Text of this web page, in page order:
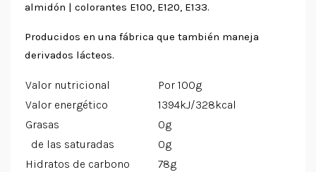
almidón | colorantes E100, E120, E133.
Producidos en una fábrica que también maneja
derivados lácteos.
Valor nutricional
Por 100g
Valor energético
1394kJ/328kcal
Grasas
0g
de las saturadas
0g
Hidratos de carbono
78g